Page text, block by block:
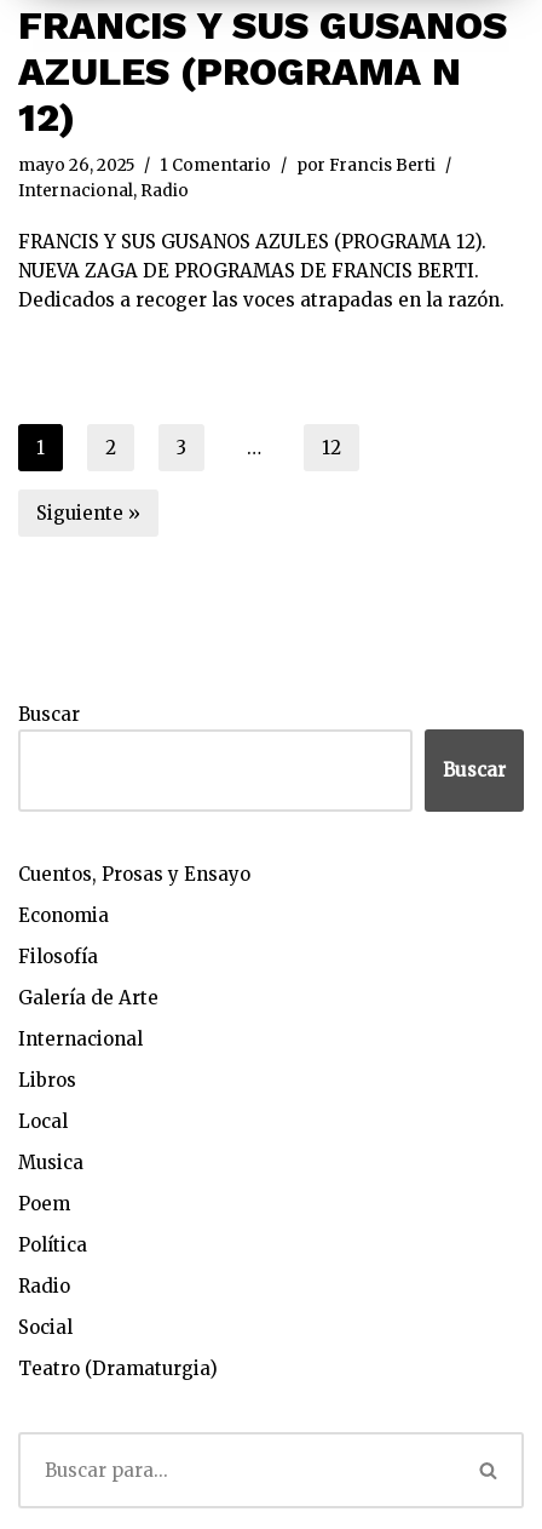
FRANCIS Y SUS GUSANOS
AZULES (PROGRAMA N
12)
mayo 26, 2025 1 Comentario por Francis Berti
Internacional, Radio
FRANCIS Y SUS GUSANOS AZULES (PROGRAMA 12).
NUEVA ZAGA DE PROGRAMAS DE FRANCIS BERTI.
Dedicados a recoger las voces atrapadas en la razón.
1 2 3 … 12
Siguiente »
Buscar
Buscar
Cuentos, Prosas y Ensayo
Economia
Filosofía
Galería de Arte
Internacional
Libros
Local
Musica
Poem
Política
Radio
Social
Teatro (Dramaturgia)